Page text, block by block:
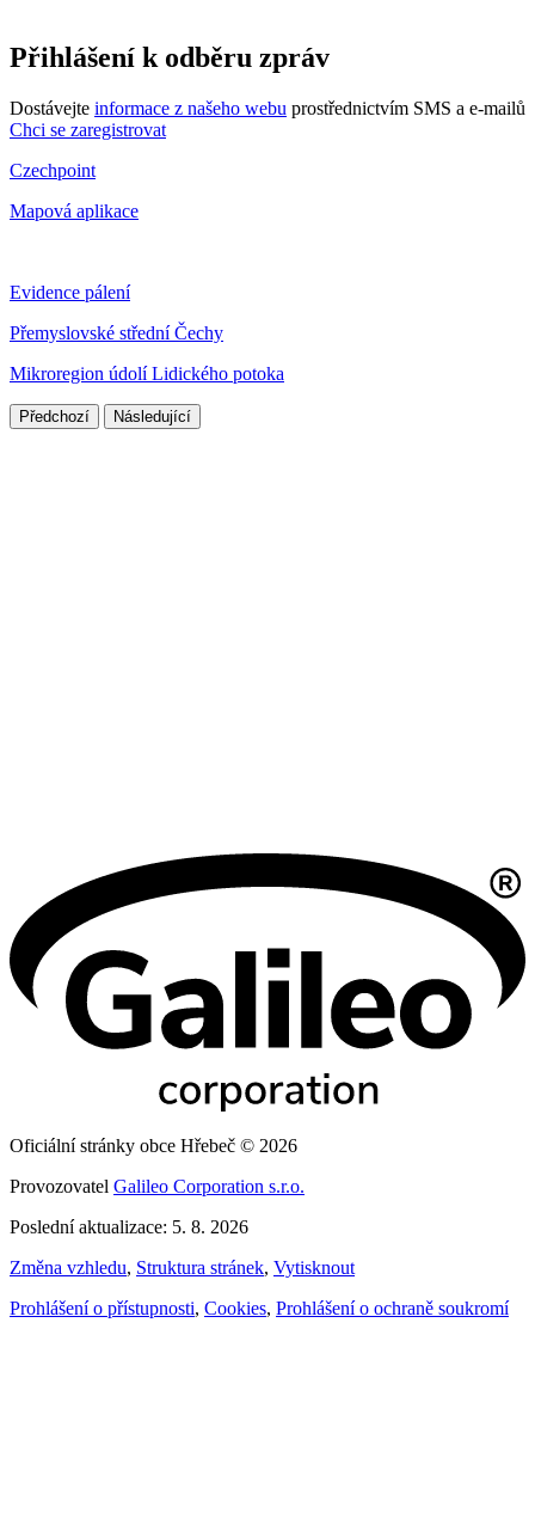
Přihlášení k odběru zpráv
Dostávejte informace z našeho webu prostřednictvím SMS a e-mailů
Chci se zaregistrovat
Czechpoint
Mapová aplikace
Evidence pálení
Přemyslovské střední Čechy
Mikroregion údolí Lidického potoka
Předchozí Následující
Oficiální stránky obce Hřebeč © 2026
Provozovatel Galileo Corporation s.r.o.
Poslední aktualizace: 5. 8. 2026
Změna vzhledu, Struktura stránek, Vytisknout
Prohlášení o přístupnosti, Cookies, Prohlášení o ochraně soukromí